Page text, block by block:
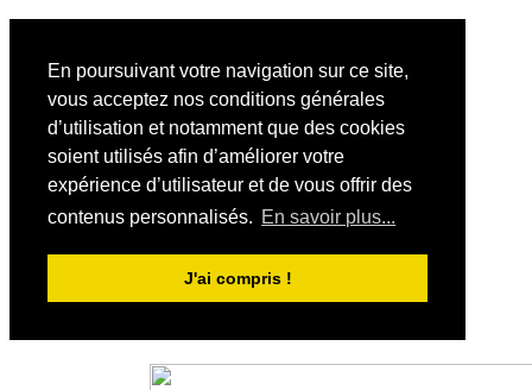
En poursuivant votre navigation sur ce site,
vous acceptez nos conditions générales
d’utilisation et notamment que des cookies
soient utilisés afin d’améliorer votre
expérience d’utilisateur et de vous offrir des
contenus personnalisés. En savoir plus...
J'ai compris !